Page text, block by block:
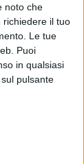
noto che
richiedere il tuo
Le tue
Puoi
in qualsiasi
pulsante